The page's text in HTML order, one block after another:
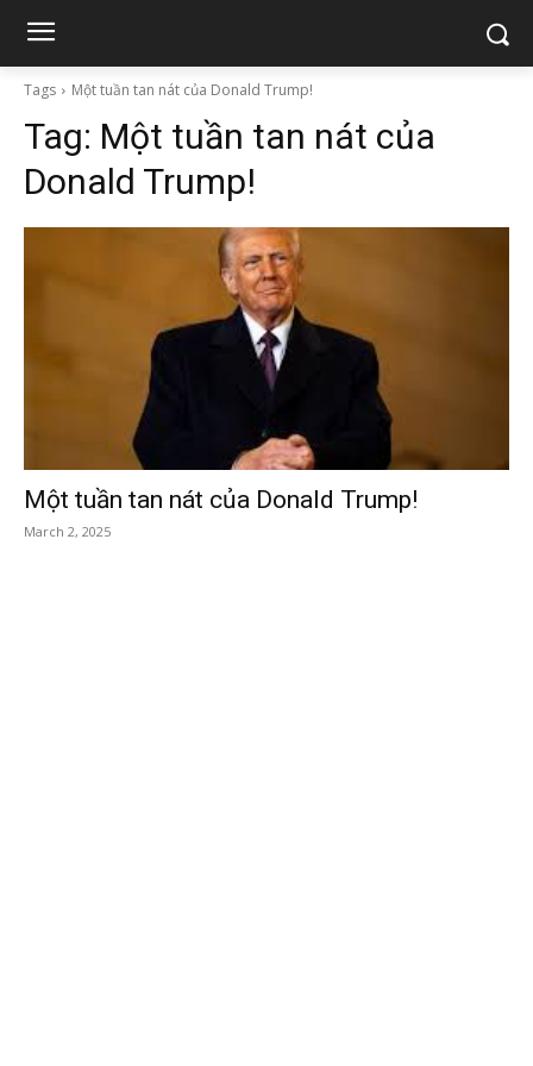
Tags Một tuần tan nát của Donald Trump!
Tag: Một tuần tan nát của
Donald Trump!
Một tuần tan nát của Donald Trump!
March 2, 2025